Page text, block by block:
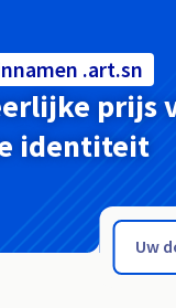
.art.sn
prijs
identiteit